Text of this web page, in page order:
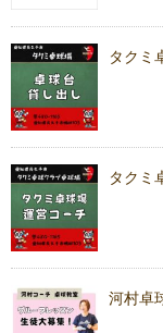
タクミ
タクミ
河村卓